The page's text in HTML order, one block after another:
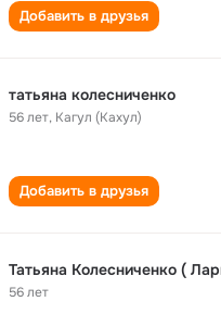
Добавить в друзья
татьяна колесниченко
56 лет, Кагул (Кахул)
Добавить в друзья
Татьяна Колесниченко (
56 лет